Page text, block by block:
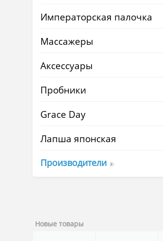
Императорская палочка
Массажеры
Аксессуары
Пробники
Grace Day
Лапша японская
Производители
Новые товары